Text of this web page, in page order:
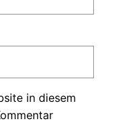
in diesem